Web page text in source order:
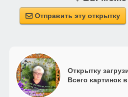
 Отправить эту открытку
Открытку
Всего картинок